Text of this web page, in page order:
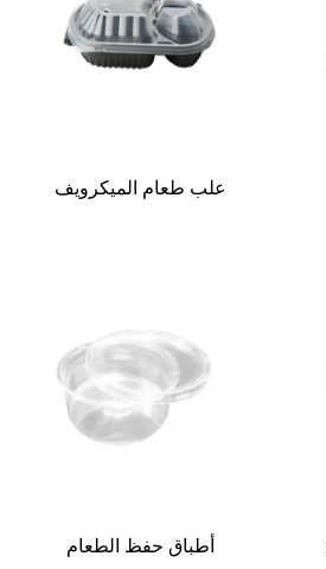
علب طعام الميكرويف
أطباق حفظ الطعام